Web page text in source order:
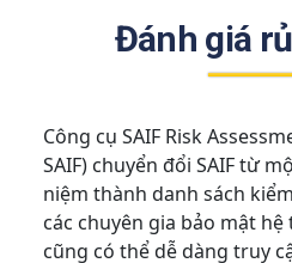
Đánh giá
Công cụ SAIF Risk
SAIF) chuyển đổi SAIF từ
niệm thành danh sách
các chuyên gia bảo mật
cũng có thể dễ dàng truy